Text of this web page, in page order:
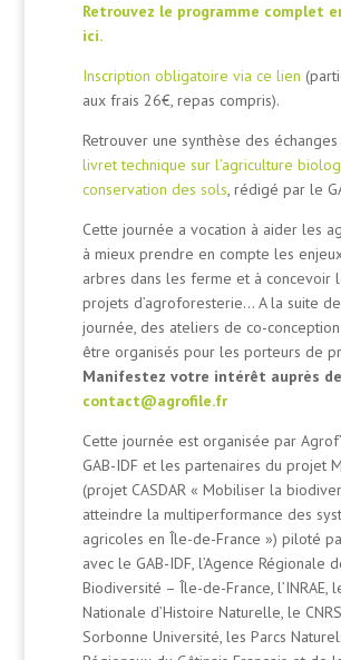
Retrouvez le programme complet
ici.
Inscription obligatoire via ce lien
aux frais 26€, repas compris).
Retrouver une synthèse des
livret technique sur l’agriculture
conservation des sols, rédigé par le
Cette journée a vocation à aider les
à mieux prendre en compte les
arbres dans les ferme et à concevoir
projets d’agroforesterie… A la suite
journée, des ateliers de co-
être organisés pour les porteurs de
Manifestez votre intérêt auprès
contact@agrofile.fr
Cette journée est organisée par
GAB-IDF et les partenaires du projet
(projet CASDAR « Mobiliser la
atteindre la multiperformance des
agricoles en Île-de-France ») piloté
avec le GAB-IDF, l’Agence Régionale
Biodiversité – Île-de-France, l’INRAE,
Nationale d’Histoire Naturelle, le
Sorbonne Université, les Parcs